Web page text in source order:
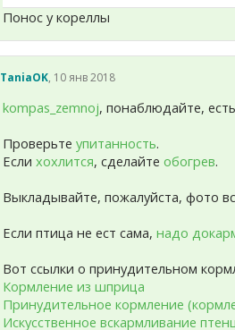
Понос у кореллы
TaniaOK, 10 янв 2018
kompas_zemnoj, понаблюдайте,
Проверьтеупитанность.
Еслихохлится, сделайтеобогрев.
Выкладывайте, пожалуйста, фото
Если птица не ест сама,надо
Вот ссылки о принудительном
Кормление из шприца
Принудительное кормление
Искусственное вскармливание